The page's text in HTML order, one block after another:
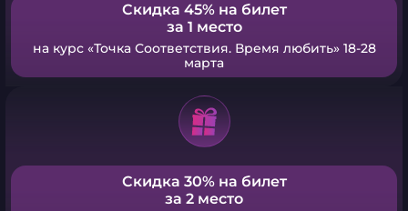
Скидка 45% на билет
за 1 место
на курс «Точка Соответствия. Время любить» 18-28
марта
Скидка 30% на билет
за 2 место